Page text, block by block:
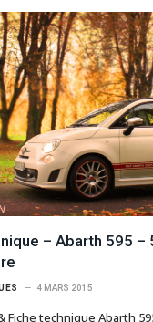
– Abarth 595 –
4 MARS 2015
Fiche technique Abarth